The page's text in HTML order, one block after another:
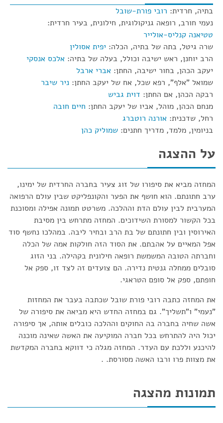
בתיה, חרדית: רובי פורת-שובל
נעמי חורב, רופאה גניקולוגית, חילונית, בעיר חרדית:
טטיאנה קנליס-אולייר
שרה גיטל, בתה של בתיה, הכלה: יפית אסולין
הרב יוחנן, ראש ישיבה וכולל, בעלה של בתיה: אלכס אנסקי
יעקב הכהן, בחור ישיבה, החתן: אברי ארבל
שמואל "אלף", רפא שכל, אח של יעקב החתן: ניר שיבר
רבקה הכהן, אם החתן: דוית גביש
מנחם הכהן, מוהל, אביו של יעקב החתן: חיים חובה
רחל, שדכנית: אורנה רוטברג
בניומין, מלמד, מדריך חתנים: שמוליק כהן
על ההצגה
המחזה מביא את סיפורו של זוג צעיר בחברה החרדית של ימינו,
ערב חתונתם. הוא חושף את הפער והקונפליקט שבין עולם הרפואה
המערבית לבין עולם הדת וההלכה. משרטט תמונה אפילה ומסוכנת
בכל הקשור למסורת השידוכים. המחזה מתרחש בין מסיבת
האירוסין ובין חתונתם של בת הרב ובחיר ליבה. במהלכו נחשף סוד
אפל המאיים על אהבתם. את הסוד הזה חולקות אמה של הכלה
וחברתה הטובה המשמשת רופאה חילונית בקהילה. בני הזוג
סובלים ממחלה גנטית נדירה. הם צועדים זה לצד זו, ספק אל
חופתם, ספק אל סופם הטראגי.
את המחזה כתבה רובי פורת שובל שכתבה בעבר את המחזות
"נעמי" ו"תשליך". גם במחזה החדש היא מביאה את סיפורה של
אשה שחיה בחברה בה החוקים וההלכה כובלים אותה, אך סיפורה
יכול היה להתרחש בכל חברה המוקיעה את האשה שאינה מוכנה
להיכנע וללכת עם העדר. המחזה מגלה כי דווקא בחברה המקדשת
את מצוות פרו ורבו האשה מסורסת. .
תמונות מהצגה